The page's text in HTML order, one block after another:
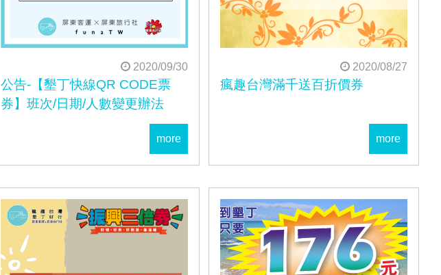
2020/09/30
公告-【墾丁快線QR CODE票
券】班次/日期/人數變更辦法
more
2020/08/27
瘋趣台灣滿千送百折價券
more